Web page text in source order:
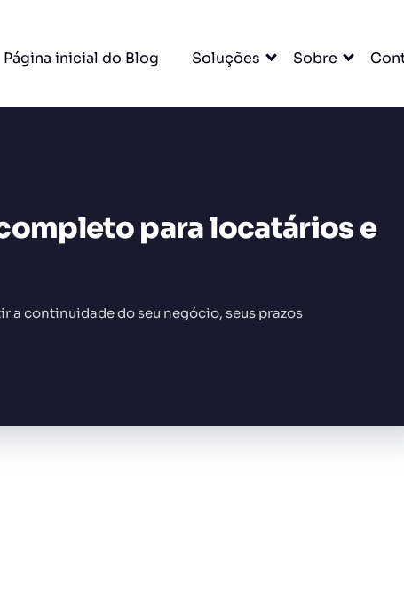
Página inicial do Blog Soluções Sobre
para locatários e
a continuidade do seu negócio, seus prazos